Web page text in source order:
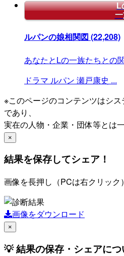
L
ルパンの娘相関図 (22,208)
あなたとLの一族たちとの
ドラマ ルパン 瀬戸康史 ...
※このページのコンテンツはシ
であり、
実在の人物・企業・団体等とは
×
結果を保存してシェア！
画像を長押し（PCは右クリッ
画像をダウンロード
×
💡 結果の保存・シェアにつ